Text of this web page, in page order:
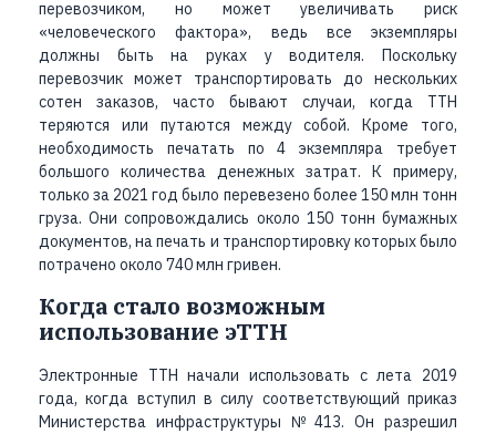
перевозчиком, но может увеличивать риск
«человеческого фактора», ведь все экземпляры
должны быть на руках у водителя. Поскольку
перевозчик может транспортировать до нескольких
сотен заказов, часто бывают случаи, когда ТТН
теряются или путаются между собой. Кроме того,
необходимость печатать по 4 экземпляра требует
большого количества денежных затрат. К примеру,
только за 2021 год было перевезено более 150 млн тонн
груза. Они сопровождались около 150 тонн бумажных
документов, на печать и транспортировку которых было
потрачено около 740 млн гривен.
Когда стало возможным
использование эТТН
Электронные ТТН начали использовать с лета 2019
года, когда вступил в силу соответствующий приказ
Министерства инфраструктуры №413. Он разрешил